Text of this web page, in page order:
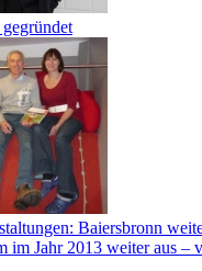
Baiersbronn
im Jahr 2013 weiter aus –